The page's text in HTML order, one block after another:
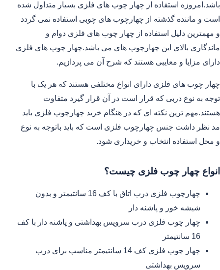
باشد.امروزه استفاده از چهار چوب های فلزی بسیار متداول شده
است و ماننده گذشته از چهارچوب های چوبی استفاده نمی گردد
و مهمترین دلیل استفاده از چهار چوب های فلزی دوام و
ماندگاری بالای این چهارچوب های می باشد.چهار چوب های فلزی
دارای مزایا و معایبی هستند که شرح آن می پردازیم.
چهار چوب های فلزی دارای انواع مختلفی هستند که هر یک با
توجه به نوع دربی که قرار است در آن قرار گیرد متفاوت
هستند.مهم ترین نکته ای که در هنگام خرید چهارچوب فلزی باید
مد نظر داشت جنس چهارچوب فلزی است که باید باتوجه به نوع
و محل استفاده انتخاب و خریداری شود.
انواع چهار چوب فلزی چیست؟
چهارچوب فلزی درب اتاق با کف 16 سانتیمتر و بدون
شیشه خور و پاشنه دار
چهار چوب فلزی درب سرویس بهداشتی و پاشنه دار با کف
16 سانتیمتر
چهار چوب فلزی کف 14 سانتیمتر مناسب برای درب
سرویس بهداشتی